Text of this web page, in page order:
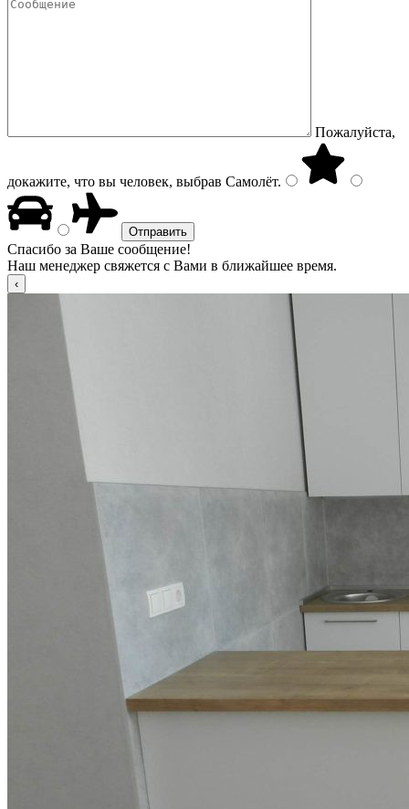
Пожалуйста,
докажите, что вы человек, выбрав Самолёт.
Спасибо за Ваше сообщение!
Наш менеджер свяжется с Вами в ближайшее время.